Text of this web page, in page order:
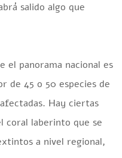
salido algo que
el panorama nacional es
de 45 o 50 especies de
Hay ciertas
coral laberinto que se
a nivel regional,